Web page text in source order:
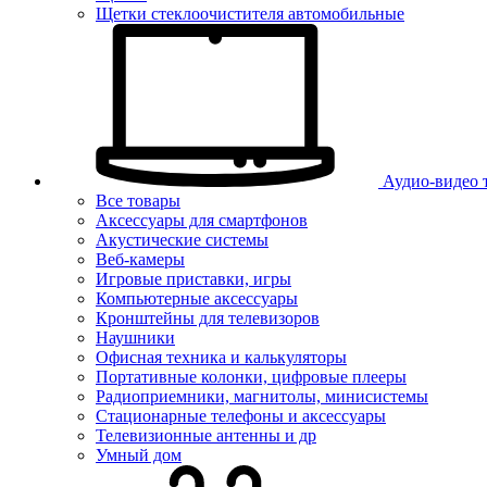
Щетки стеклоочистителя автомобильные
Аудио-видео
Все товары
Аксессуары для смартфонов
Акустические системы
Веб-камеры
Игровые приставки, игры
Компьютерные аксессуары
Кронштейны для телевизоров
Наушники
Офисная техника и калькуляторы
Портативные колонки, цифровые плееры
Радиоприемники, магнитолы, минисистемы
Стационарные телефоны и аксессуары
Телевизионные антенны и др
Умный дом